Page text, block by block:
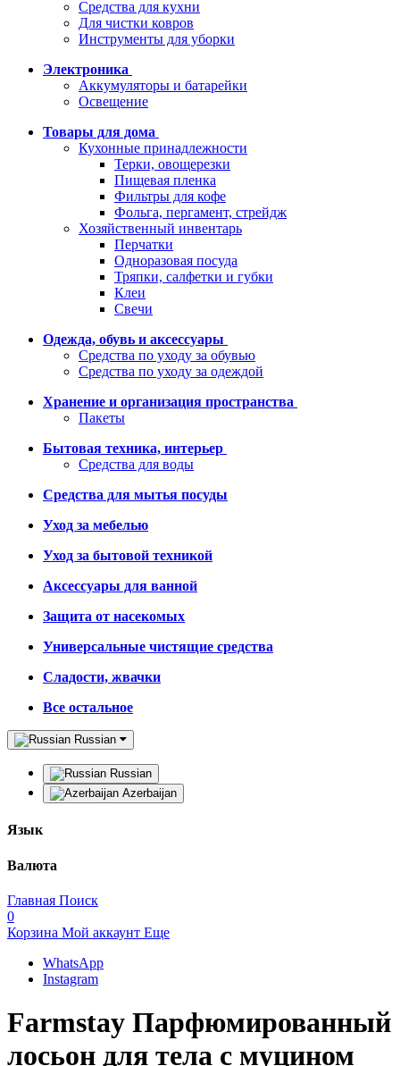
Средства для кухни
Для чистки ковров
Инструменты для уборки
Электроника
Аккумуляторы и батарейки
Освещение
Товары для дома
Кухонные принадлежности
Терки, овощерезки
Пищевая пленка
Фильтры для кофе
Фольга, пергамент, стрейдж
Хозяйственный инвентарь
Перчатки
Одноразовая посуда
Тряпки, салфетки и губки
Клеи
Свечи
Одежда, обувь и аксессуары
Средства по уходу за обувью
Средства по уходу за одеждой
Хранение и организация пространства
Пакеты
Бытовая техника, интерьер
Средства для воды
Средства для мытья посуды
Уход за мебелью
Уход за бытовой техникой
Аксессуары для ванной
Защита от насекомых
Универсальные чистящие средства
Сладости, жвачки
Все остальное
Russian
Russian
Azerbaijan
Язык
Валюта
Главная Поиск
0
Корзина Мой аккаунт Еще
WhatsApp
Instagram
Farmstay Парфюмированный
лосьон для тела с муцином